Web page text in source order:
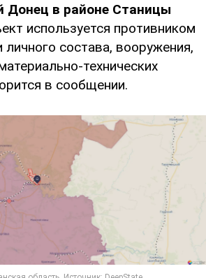
Донец в районе Станицы
используется противником
личного состава, вооружения,
технических
в сообщении.